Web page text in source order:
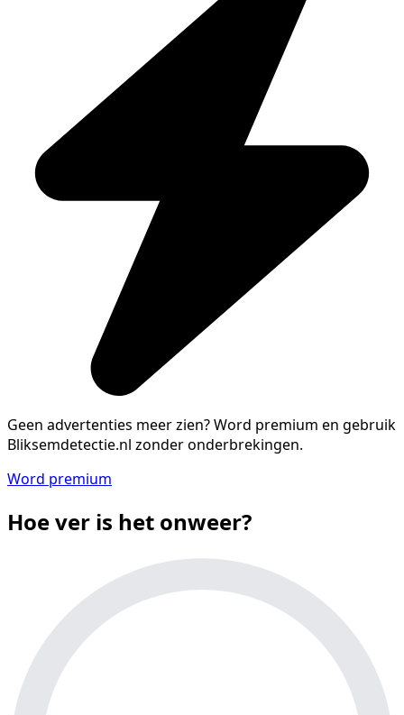
Geen advertenties meer zien?Word premium en gebruik
Bliksemdetectie.nl zonder onderbrekingen.
Word premium
Hoe ver is het onweer?